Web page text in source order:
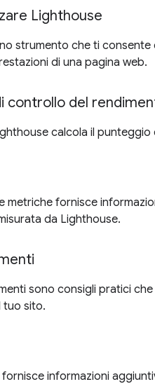
Lighthouse
strumento che ti
di una pagina web.
controllo del
calcola il
metriche fornisce
da Lighthouse.
sono consigli pratici
tuo sito.
informazioni